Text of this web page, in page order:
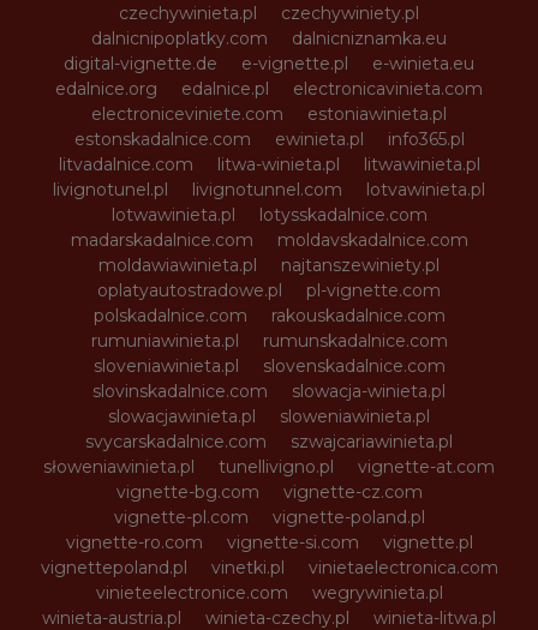
czechywinieta.pl
czechywiniety.pl
dalnicnipoplatky.com
dalnicniznamka.eu
digital-vignette.de
e-vignette.pl
e-winieta.eu
edalnice.org
edalnice.pl
electronicavinieta.com
electroniceviniete.com
estoniawinieta.pl
estonskadalnice.com
ewinieta.pl
info365.pl
litvadalnice.com
litwa-winieta.pl
litwawinieta.pl
livignotunel.pl
livignotunnel.com
lotvawinieta.pl
lotwawinieta.pl
lotysskadalnice.com
madarskadalnice.com
moldavskadalnice.com
moldawiawinieta.pl
najtanszewiniety.pl
oplatyautostradowe.pl
pl-vignette.com
polskadalnice.com
rakouskadalnice.com
rumuniawinieta.pl
rumunskadalnice.com
sloveniawinieta.pl
slovenskadalnice.com
slovinskadalnice.com
slowacja-winieta.pl
slowacjawinieta.pl
sloweniawinieta.pl
svycarskadalnice.com
szwajcariawinieta.pl
słoweniawinieta.pl
tunellivigno.pl
vignette-at.com
vignette-bg.com
vignette-cz.com
vignette-pl.com
vignette-poland.pl
vignette-ro.com
vignette-si.com
vignette.pl
vignettepoland.pl
vinetki.pl
vinietaelectronica.com
vinieteelectronice.com
wegrywinieta.pl
winieta-austria.pl
winieta-czechy.pl
winieta-litwa.pl